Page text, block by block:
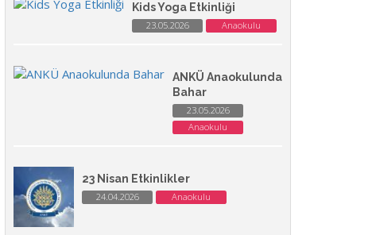
Kids Yoga Etkinliği
23.05.2026 Anaokulu
ANKÜ Anaokulunda
Bahar
23.05.2026
Anaokulu
23 Nisan Etkinlikler
24.04.2026 Anaokulu